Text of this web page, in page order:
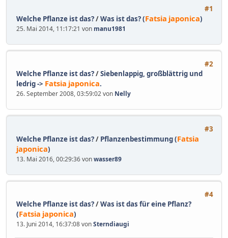
#1
Welche Pflanze ist das?/Was ist das? (Fatsia japonica)
25. Mai 2014, 11:17:21 von manu1981
#2
Welche Pflanze ist das?/Siebenlappig, großblättrig und
ledrig -> Fatsia japonica.
26. September 2008, 03:59:02 von Nelly
#3
Welche Pflanze ist das?/ Pflanzenbestimmung (Fatsia
japonica)
13. Mai 2016, 00:29:36 vonwasser89
#4
Welche Pflanze ist das?/Was ist das für eine Pflanz?
(Fatsia japonica)
13. Juni 2014, 16:37:08 vonSterndiaugi